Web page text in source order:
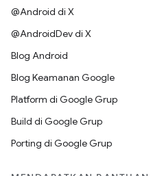
@Android di X
@AndroidDev di X
Blog Android
Blog Keamanan Google
Platform di Google Grup
Build di Google Grup
Porting di Google Grup